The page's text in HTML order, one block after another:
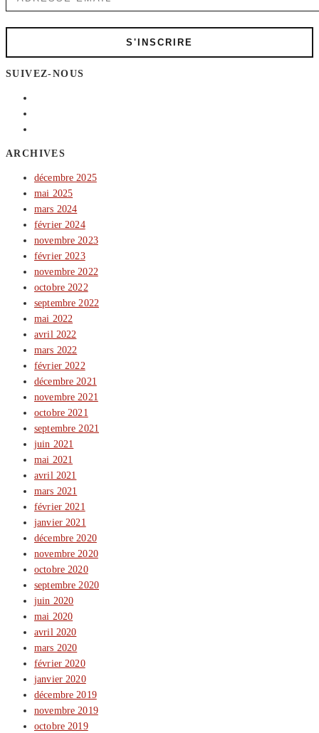
SUIVEZ-NOUS
ARCHIVES
décembre 2025
mai 2025
mars 2024
février 2024
novembre 2023
février 2023
novembre 2022
octobre 2022
septembre 2022
mai 2022
avril 2022
mars 2022
février 2022
décembre 2021
novembre 2021
octobre 2021
septembre 2021
juin 2021
mai 2021
avril 2021
mars 2021
février 2021
janvier 2021
décembre 2020
novembre 2020
octobre 2020
septembre 2020
juin 2020
mai 2020
avril 2020
mars 2020
février 2020
janvier 2020
décembre 2019
novembre 2019
octobre 2019